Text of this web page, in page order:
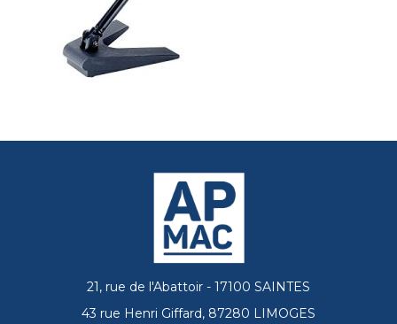
21, rue de l'Abattoir - 17100 SAINTES
43 rue Henri Giffard, 87280 LIMOGES